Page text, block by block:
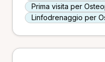
Prima visita per
Linfodrenaggio per